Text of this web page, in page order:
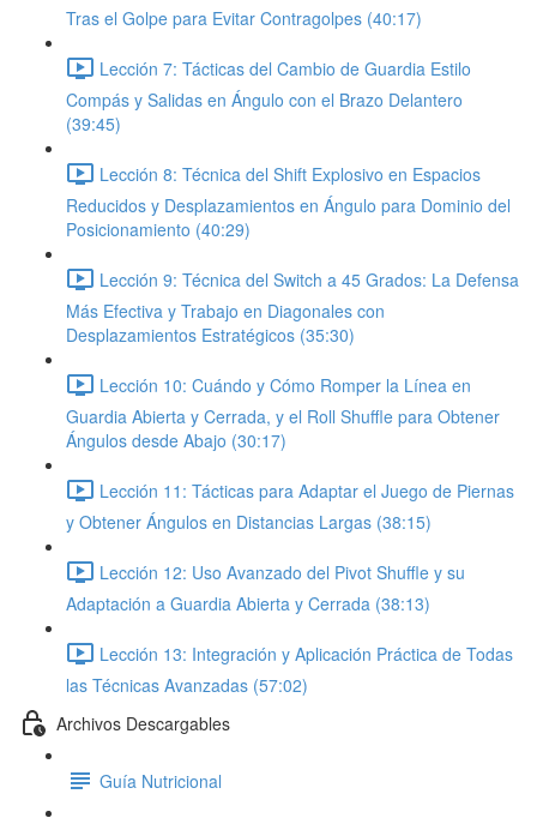
Tras el Golpe para Evitar Contragolpes (40:17)
Lección 7: Tácticas del Cambio de Guardia Estilo
Compás y Salidas en Ángulo con el Brazo Delantero
(39:45)
Lección 8: Técnica del Shift Explosivo en Espacios
Reducidos y Desplazamientos en Ángulo para Dominio del
Posicionamiento (40:29)
Lección 9: Técnica del Switch a 45 Grados: La Defensa
Más Efectiva y Trabajo en Diagonales con
Desplazamientos Estratégicos (35:30)
Lección 10: Cuándo y Cómo Romper la Línea en
Guardia Abierta y Cerrada, y el Roll Shuffle para Obtener
Ángulos desde Abajo (30:17)
Lección 11: Tácticas para Adaptar el Juego de Piernas
y Obtener Ángulos en Distancias Largas (38:15)
Lección 12: Uso Avanzado del Pivot Shuffle y su
Adaptación a Guardia Abierta y Cerrada (38:13)
Lección 13: Integración y Aplicación Práctica de Todas
las Técnicas Avanzadas (57:02)
Archivos Descargables
Guía Nutricional